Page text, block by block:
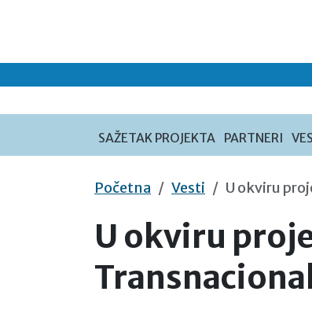
SAŽETAK PROJEKTA PARTNERI
Početna Vesti U okviru
U okviru